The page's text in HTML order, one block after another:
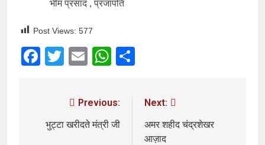
भीम प्रसाद , प्रजापति
Post Views: 577
Facebook
Twitter
EmailWhatsApp
Previous:
भुट्टा खरीदते मंत्री जी
Next:
अमर शहीद चंद्रशेखर
आज़ाद